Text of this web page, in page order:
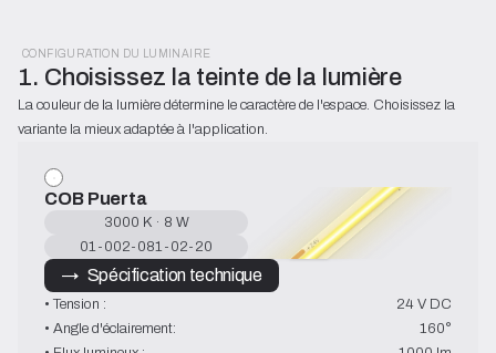
CONFIGURATION DU LUMINAIRE
1. Choisissez la teinte de la lumière
La couleur de la lumière détermine le caractère de l'espace. Choisissez la
variante la mieux adaptée à l'application.
COB Puerta
3000 K · 8 W
01-002-081-02-20
→   Spécification technique
• Tension :
24 V DC
• Angle d'éclairement:
160°